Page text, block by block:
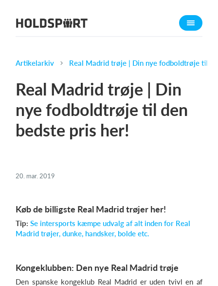
Om Holdsport
Presseomtale
Funktioner
Kalender
Webshop
Hvad koster det?
Artikelarkiv Real Madrid trøje | Din nye fodboldtrøje til
Real Madrid trøje | Din
nye fodboldtrøje til den
bedste pris her!
20. mar. 2019
Køb de billigste Real Madrid trøjer her!
Tip: Se intersports kæmpe udvalg af alt inden for Real
Madrid trøjer, dunke, handsker, bolde etc.
Kongeklubben: Den nye Real Madrid trøje
Den spanske kongeklub Real Madrid er uden tvivl en af